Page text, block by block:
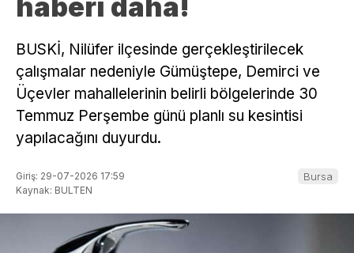
haberi daha!
BUSKİ, Nilüfer ilçesinde gerçekleştirilecek
çalışmalar nedeniyle Gümüştepe, Demirci ve
Üçevler mahallelerinin belirli bölgelerinde 30
Temmuz Perşembe günü planlı su kesintisi
yapılacağını duyurdu.
Giriş: 29-07-2026 17:59
Kaynak: BULTEN
Bursa